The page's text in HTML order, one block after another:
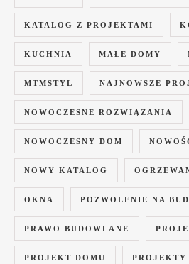
KATALOG Z PROJEKTAMI
KUCHNIA MAŁE DOMY
MTMSTYL NAJNOWSZE
NOWOCZESNE ROZWIĄZANIA
NOWOCZESNY DOM
NOWY KATALOG
OKNA POZWOLENIE NA
PRAWO BUDOWLANE
PROJEKT DOMU PROJEKTY